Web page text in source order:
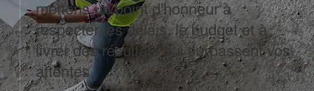
mettons un point d'honneur à
respecter les délais, le budget et à
livrer des résultats qui surpassent vos
attentes.